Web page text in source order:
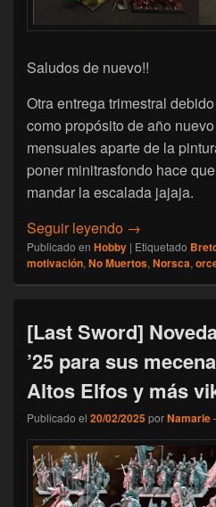
Saludos de nuevo!!
Otra entrega trimestral
como propósito de año
mensuales aparte de la
poner minitrasfondo hace
mandar la escalada jajaja.
Seguir leyendo [Hobby]
→
Publicado en Hobby | Etiquetado
motivación, No Muertos, Norsca,
[Last Sword]
’25 para sus
Altos Elfos y más
Publicado el 20/02/2025porNamarie